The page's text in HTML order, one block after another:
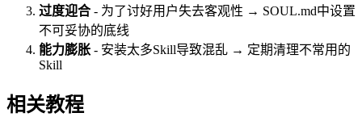
过度迎合 - 为了讨好用户失去客观性 → SOUL.md中设置
不可妥协的底线
能力膨胀 - 安装太多Skill导致混乱 → 定期清理不常用的
Skill
相关教程